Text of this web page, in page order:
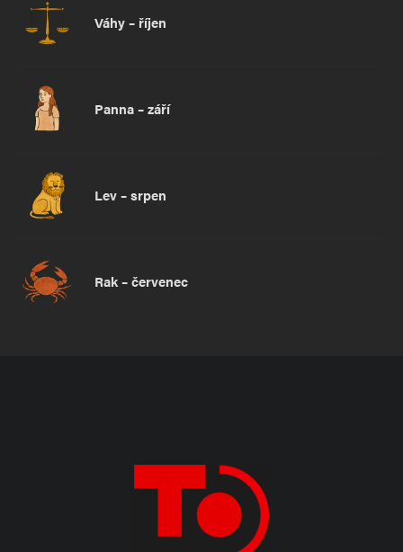
Váhy – říjen
Panna – září
Lev – srpen
Rak – červenec